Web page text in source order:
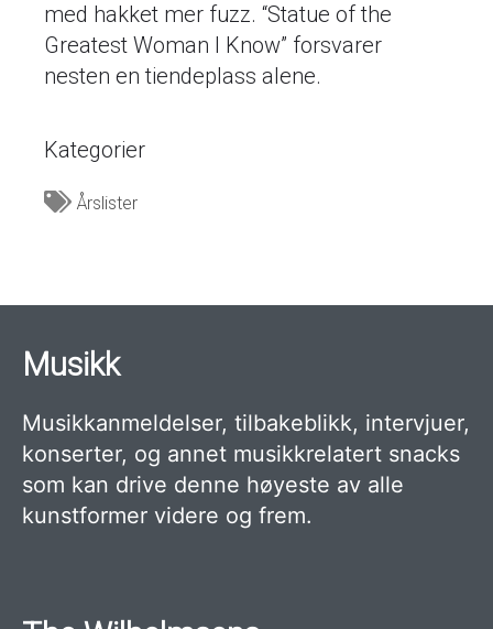
med hakket mer fuzz. “Statue of the
Greatest Woman I Know” forsvarer
nesten en tiendeplass alene.
Kategorier
Årslister
Musikk
Musikkanmeldelser, tilbakeblikk, intervjuer,
konserter, og annet musikkrelatert snacks
som kan drive denne høyeste av alle
kunstformer videre og frem.